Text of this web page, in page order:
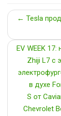
← Tesla
EV WEEK
Zhiji L7 с
в духе
S от
Chevrolet